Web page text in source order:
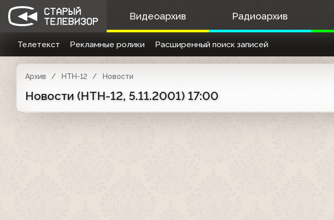
Видеоархив Радиоархив
Телетекст Рекламные ролики Расширенный поиск записей
Архив НТН-12 Новости
Новости (НТН-12, 5.11.2001) 17:00